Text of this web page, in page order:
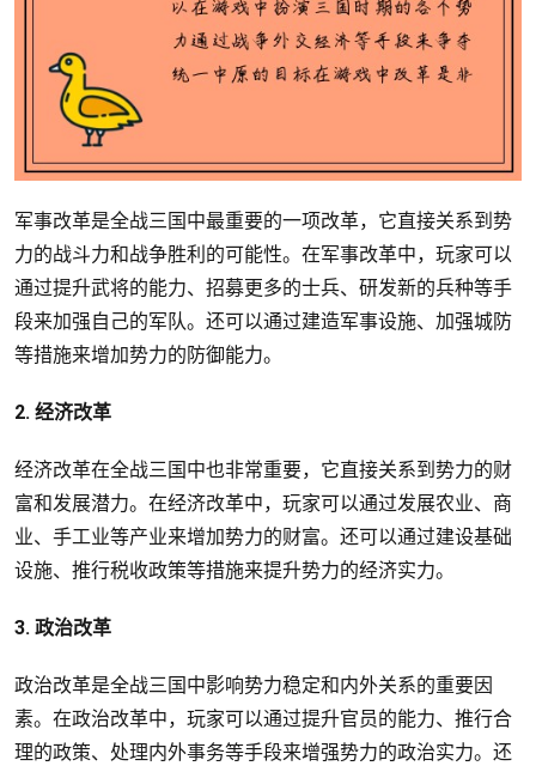
军事改革是全战三国中最重要的一项改革，它直接关系到势
力的战斗力和战争胜利的可能性。在军事改革中，玩家可以
通过提升武将的能力、招募更多的士兵、研发新的兵种等手
段来加强自己的军队。还可以通过建造军事设施、加强城防
等措施来增加势力的防御能力。
2. 经济改革
经济改革在全战三国中也非常重要，它直接关系到势力的财
富和发展潜力。在经济改革中，玩家可以通过发展农业、商
业、手工业等产业来增加势力的财富。还可以通过建设基础
设施、推行税收政策等措施来提升势力的经济实力。
3. 政治改革
政治改革是全战三国中影响势力稳定和内外关系的重要因
素。在政治改革中，玩家可以通过提升官员的能力、推行合
理的政策、处理内外事务等手段来增强势力的政治实力。还